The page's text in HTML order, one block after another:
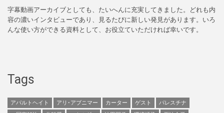
字幕動画アーカイブとしても、たいへんに充実してきました。どれも内
容の濃いインタビューであり、見るたびに新しい発見があります。いろ
んな使い方ができる資料として、お役立ていただければ幸いです。
Tags
アパルトヘイト アリ･アブニマー カーター ゲスト
パレスチナ